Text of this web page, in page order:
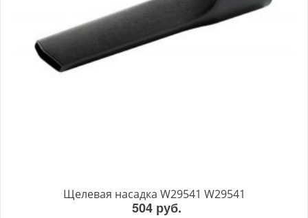
Щелевая насадка W29541 W29541
504 руб.